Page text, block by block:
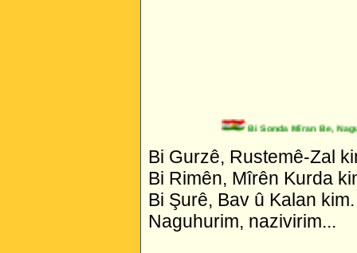
Bi Sonda Mîran Be,
Bi Gurzê, Rustemê-Zal
Bi Rimên, Mîrên Kurda
Bi Şurê, Bav û Kalan kim.
Naguhurim, nazivirim...